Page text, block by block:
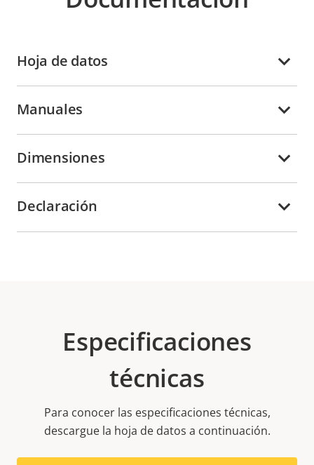
Hoja de datos
Manuales
Dimensiones
Declaración
Especificaciones
técnicas
Para conocer las especificaciones técnicas,
descargue la hoja de datos a continuación.